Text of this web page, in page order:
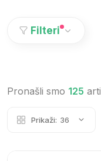
Filteri
Pronašli smo 125
Prikaži: 36